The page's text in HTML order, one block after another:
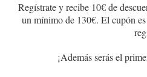
Lo más vendido
Regístrate y recibe 10€ de
un mínimo de 130€. El cupón
¡Además serás el